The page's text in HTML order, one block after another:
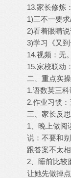
13.家长修炼：
1)三不一要
2)看着眼睛
3)学习《又到
14.视频：无。
15.家校联动
二、重点实
1.语数英三
2.作业习惯
三、家长反思
1、晚上做阅
说：不要和
跟答案不太
2、睡前比较
让她先做掉点